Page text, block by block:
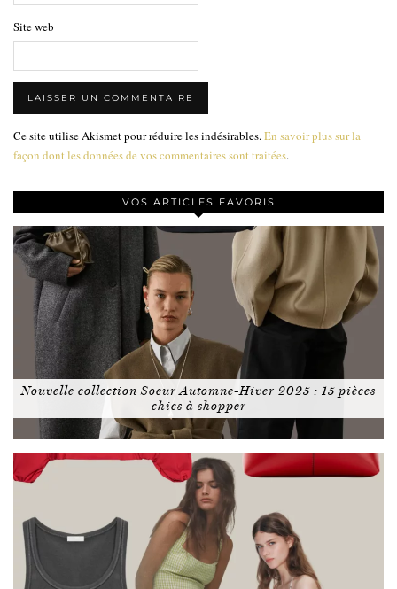
Site web
Ce site utilise Akismet pour réduire les indésirables. En savoir plus sur la
façon dont les données de vos commentaires sont traitées.
VOS ARTICLES FAVORIS
Nouvelle collection Soeur Automne-Hiver 2025 : 15 pièces
chics à shopper